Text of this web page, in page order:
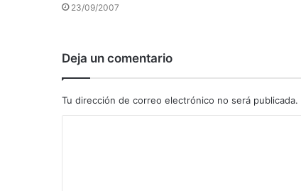
23/09/2007
Deja un comentario
Tu dirección de correo electrónico no será publicada.